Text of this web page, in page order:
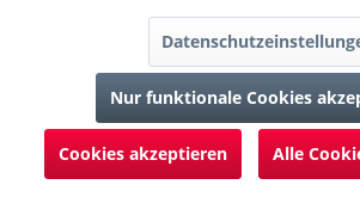
19,95 € *
Merken
Nur funktionale Cookies
Cookies akzeptieren Alle